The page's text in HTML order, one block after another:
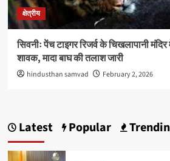
क्षेत्रीय
सिवनीः पेंच टाइगर रिजर्व के चिखलापानी
शावक, मादा बाघ की तलाश जारी
hindusthan samvad February 2, 2026
Latest Popular